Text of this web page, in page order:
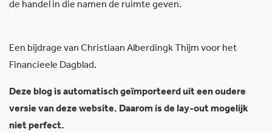
de handel in die namen de ruimte geven.
Een bijdrage van Christiaan Alberdingk Thijm voor het
Financieele Dagblad.
Deze blog is automatisch geïmporteerd uit een oudere
versie van deze website. Daarom is de lay-out mogelijk
niet perfect.